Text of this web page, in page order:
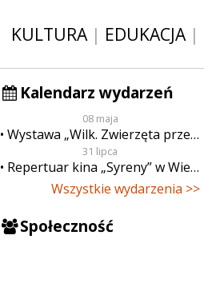
KULTURA| EDUKACJA|
Kalendarz wydarzeń
08 maja
Wystawa „Wilk. Zwierzęta przeklęte”
31 lipca
Repertuar kina „Syreny” w Wieluniu w dn. od 31 lipca do 6 sierpnia
Wszystkie wydarzenia >>
Społeczność